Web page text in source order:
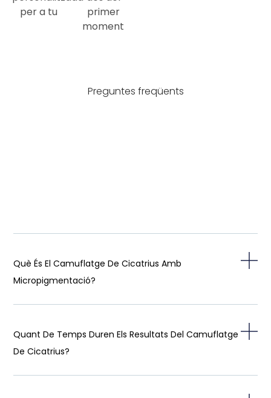
per a tu
primer
moment
Preguntes freqüents
Què És El Camuflatge De Cicatrius Amb
Micropigmentació?
Quant De Temps Duren Els Resultats Del Camuflatge
De Cicatrius?